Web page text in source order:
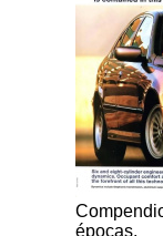
épocas.